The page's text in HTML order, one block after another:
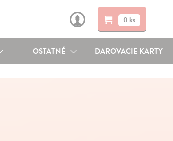
0 ks
OSTATNÉ DAROVACIE KARTY